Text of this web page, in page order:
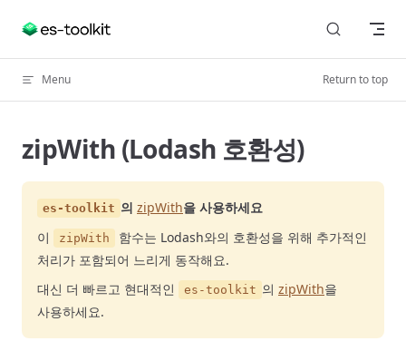
Skip to content
Menu Return to top
zipWith (Lodash 호환성)
es-toolkit 의 zipWith을 사용하세요
이
zipWith
함수는 Lodash와의 호환성을 위해 추가적인
처리가 포함되어 느리게 동작해요.
대신 더 빠르고 현대적인
es-toolkit 의 zipWith을
사용하세요.